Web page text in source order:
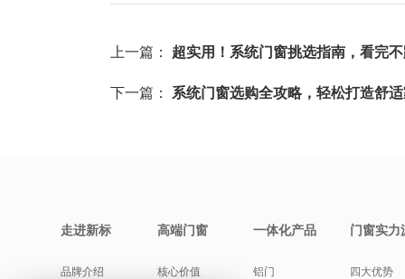
上一篇： 超实用！系统门窗挑选指南，看完
下一篇： 系统门窗选购全攻略，轻松打造舒
走进新标
品牌介绍
高端门窗
核心价值
一体化产品
铝门
门窗实力
四大优势